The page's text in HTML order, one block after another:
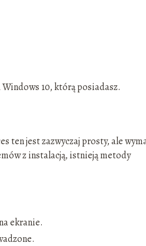
10, którą posiadasz.
ten jest zazwyczaj prosty, ale
z instalacją, istnieją metody
ekranie.